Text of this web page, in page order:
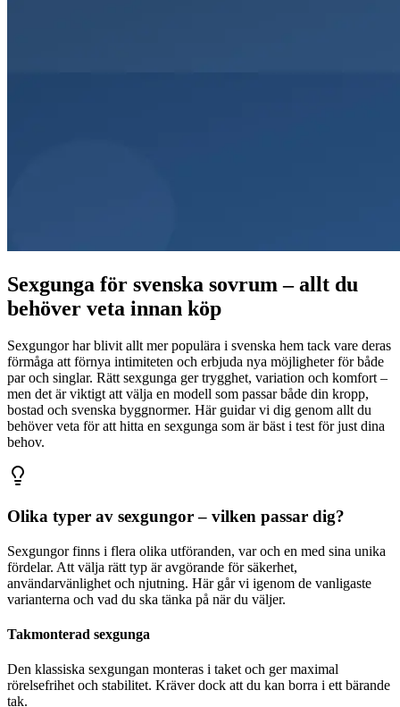
Sexgunga för svenska sovrum – allt du
behöver veta innan köp
Sexgungor har blivit allt mer populära i svenska hem tack vare deras
förmåga att förnya intimiteten och erbjuda nya möjligheter för både
par och singlar. Rätt sexgunga ger trygghet, variation och komfort –
men det är viktigt att välja en modell som passar både din kropp,
bostad och svenska byggnormer. Här guidar vi dig genom allt du
behöver veta för att hitta en sexgunga som är bäst i test för just dina
behov.
Olika typer av sexgungor – vilken passar dig?
Sexgungor finns i flera olika utföranden, var och en med sina unika
fördelar. Att välja rätt typ är avgörande för säkerhet,
användarvänlighet och njutning. Här går vi igenom de vanligaste
varianterna och vad du ska tänka på när du väljer.
Takmonterad sexgunga
Den klassiska sexgungan monteras i taket och ger maximal
rörelsefrihet och stabilitet. Kräver dock att du kan borra i ett bärande
tak.